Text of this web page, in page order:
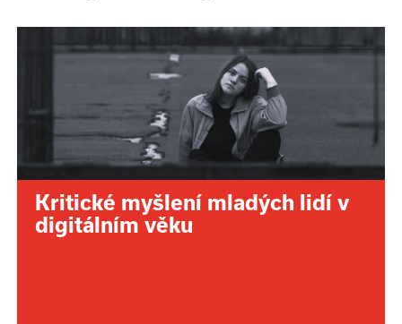
Kritické myšlení mladých lidí v
digitálním věku